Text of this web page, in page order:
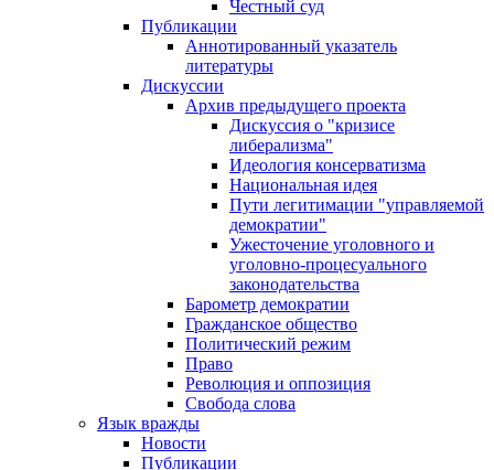
Честный суд
Публикации
Аннотированный указатель
литературы
Дискуссии
Архив предыдущего проекта
Дискуссия о "кризисе
либерализма"
Идеология консерватизма
Национальная идея
Пути легитимации "управляемой
демократии"
Ужесточение уголовного и
уголовно-процесуального
законодательства
Барометр демократии
Гражданское общество
Политический режим
Право
Революция и оппозиция
Свобода слова
Язык вражды
Новости
Публикации